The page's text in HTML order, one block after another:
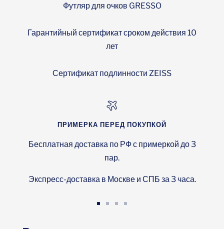
Футляр для очков GRESSO
Гарантийный сертификат сроком действия 10
лет
Сертификат подлинности ZEISS
ПРИМЕРКА ПЕРЕД ПОКУПКОЙ
Бесплатная доставка по РФ с примеркой до 3
пар.
Экспресс-доставка в Москве и СПБ за 3 часа.